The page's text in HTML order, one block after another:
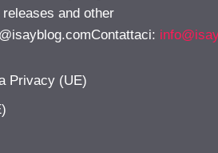
and other
:
Privacy (UE)